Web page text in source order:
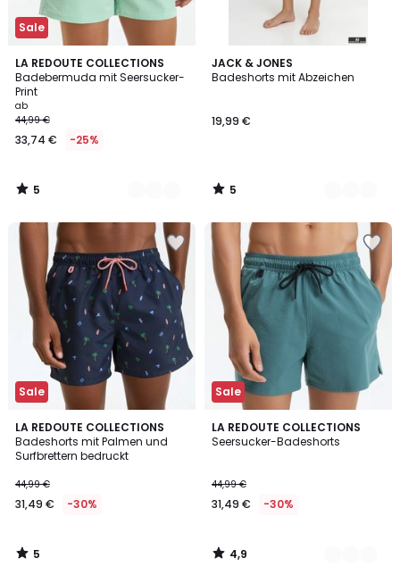
Sale
LA REDOUTE COLLECTIONS
Badebermuda mit Seersucker-
Print
Ab
33,74
€
44,99
€
Rabatt
angewendet.
ab
44,99 €
33,74 € -25%
5
/
5
2
Farben
5
/
JACK & JONES
Badeshorts mit Abzeichen
19,99 €
5
/
2
Farben
5
/
Sale
LA REDOUTE COLLECTIONS
Badeshorts mit Palmen und
Surfbrettern bedruckt
44,99 €
31,49 € -30%
5
/
5
5
/
Sale
LA REDOUTE COLLECTIONS
Seersucker-Badeshorts
44,99 €
31,49 € -30%
4,9
/ 5
2
Farben
4,9
/